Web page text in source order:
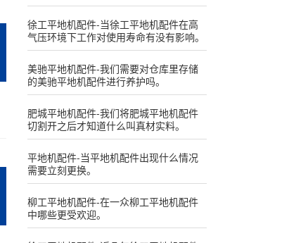
徐工平地机配件-当徐工平地机配件在高
气压环境下工作对使用寿命有没有影响。
美驰平地机配件-我们需要对仓库里存储
的美驰平地机配件进行养护吗。
肥城平地机配件-我们将肥城平地机配件
切割开之后才知道什么叫真材实料。
平地机配件-当平地机配件出现什么情况
需要立刻更换。
柳工平地机配件-在一众柳工平地机配件
中哪些更受欢迎。